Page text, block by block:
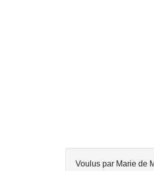
Voulus par Marie de